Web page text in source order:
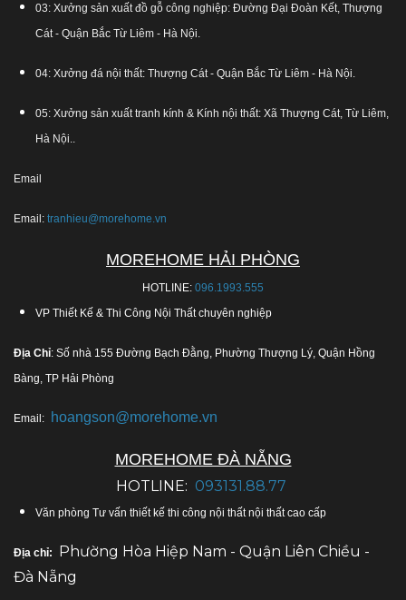
03: Xưởng sản xuất đồ gỗ công nghiệp: Đường Đại Đoàn Kết, Thượng
Cát - Quận Bắc Từ Liêm - Hà Nội.
04: Xưởng đá nội thất: Thượng Cát - Quận Bắc Từ Liêm - Hà Nội.
05: Xưởng sản xuất tranh kính & Kính nội thất: Xã Thượng Cát, Từ Liêm,
Hà Nội..
Email
Email: tranhieu@morehome.vn
MOREHOME HẢI PHÒNG
HOTLINE: 096.1993.555
VP Thiết Kế & Thi Công Nội Thất chuyên nghiệp
Địa Chỉ: Số nhà 155 Đường Bạch Đằng, Phường Thượng Lý, Quận Hồng
Bàng, TP Hải Phòng
Email: hoangson@morehome.vn
MOREHOME ĐÀ NẴNG
HOTLINE: 093131.88.77
Văn phòng Tư vấn thiết kế thi công nội thất nội thất cao cấp
Địa chỉ:
Phường Hòa Hiệp Nam - Quận Liên Chiều -
Đà Nẵng